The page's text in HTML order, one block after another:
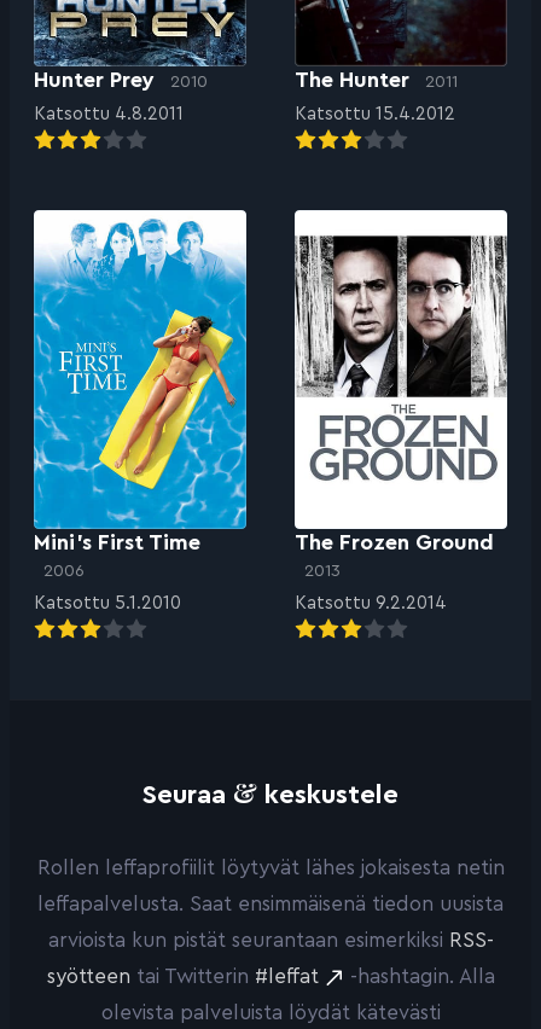
Hunter Prey 2010
Katsottu 4.8.2011
The Hunter 2011
Katsottu 15.4.2012
Mini’s First Time
2006
Katsottu 5.1.2010
The Frozen Ground
2013
Katsottu 9.2.2014
Seuraa & keskustele
Rollen leffaprofiilit löytyvät lähes jokaisesta netin
leffapalvelusta. Saat ensimmäisenä tiedon uusista
arvioista kun pistät seurantaan esimerkiksi RSS-
syötteen tai Twitterin #leffat
-hashtagin. Alla
olevista palveluista löydät kätevästi